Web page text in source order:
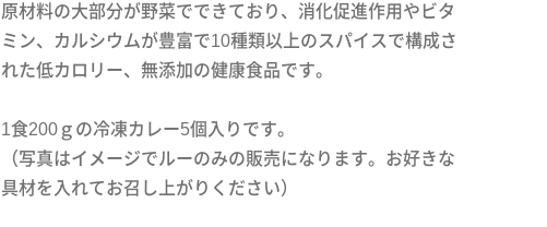
原材料の大部分が野菜でできており、消化促進作用やビタ
ミン、カルシウムが豊富で10種類以上のスパイスで構成さ
れた低カロリー、無添加の健康食品です。
1食200ｇの冷凍カレー5個入りです。
（写真はイメージでルーのみの販売になります。お好きな
具材を入れてお召し上がりください）